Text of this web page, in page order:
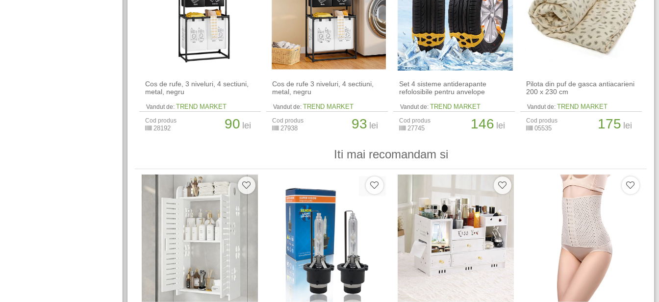
Cos de rufe, 3 niveluri, 4 sectiuni,
metal, negru
Vandut de: TREND MARKET
Cod produs
28192 90 lei
Cos de rufe 3 niveluri, 4 sectiuni,
metal, negru
Vandut de: TREND MARKET
Cod produs
27938 93 lei
Set 4 sisteme antiderapante
refolosibile pentru anvelope
Vandut de: TREND MARKET
Cod produs
27745 146 lei
Pilota din puf de gasca antiacarieni
200 x 230 cm
Vandut de: TREND MARKET
Cod produs
05535 175 lei
Iti mai recomandam si